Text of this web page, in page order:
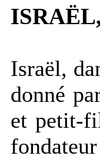
Israël,
donné
et petit-